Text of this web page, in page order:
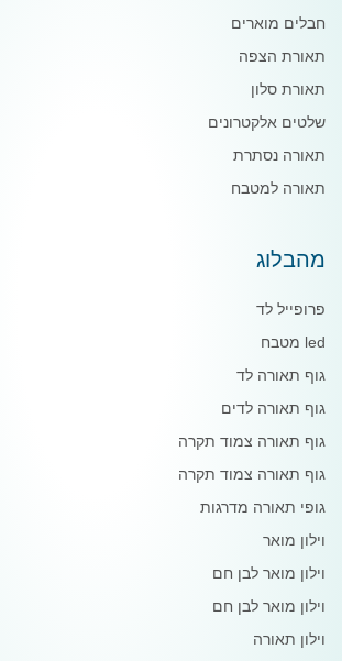
חבלים מוארים
תאורת הצפה
תאורת סלון
שלטים אלקטרונים
תאורה נסתרת
תאורה למטבח
מהבלוג
פרופייל לד
led מטבח
גוף תאורה לד
גוף תאורה לדים
גוף תאורה צמוד תקרה
גוף תאורה צמוד תקרה
גופי תאורה מדרגות
וילון מואר
וילון מואר לבן חם
וילון מואר לבן חם
וילון תאורה